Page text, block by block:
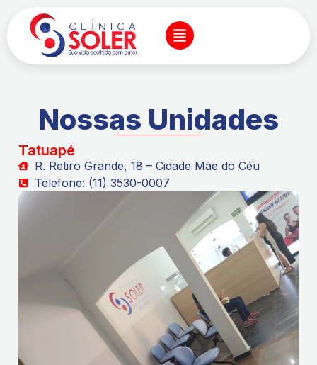
Nossas Unidades
Tatuapé
R. Retiro Grande, 18 – Cidade Mãe do Céu
Telefone: (11) 3530-0007